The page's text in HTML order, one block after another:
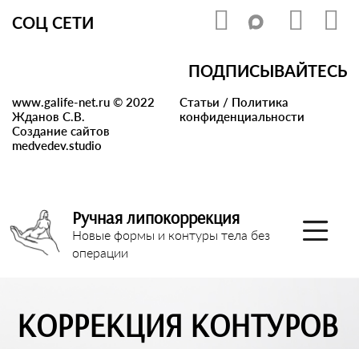
СОЦ СЕТИ
ПОДПИСЫВАЙТЕСЬ
www.galife-net.ru © 2022
Жданов С.В.
Создание сайтов
medvedev.studio
Статьи / Политика
конфиденциальности
Ручная липокоррекция
Новые формы и контуры тела без
операции
КОРРЕКЦИЯ КОНТУРОВ